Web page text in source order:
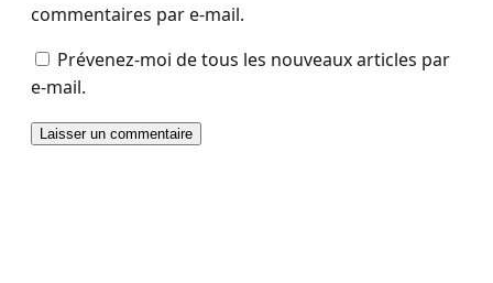
commentaires par e-mail.
Prévenez-moi de tous les nouveaux articles par
e-mail.